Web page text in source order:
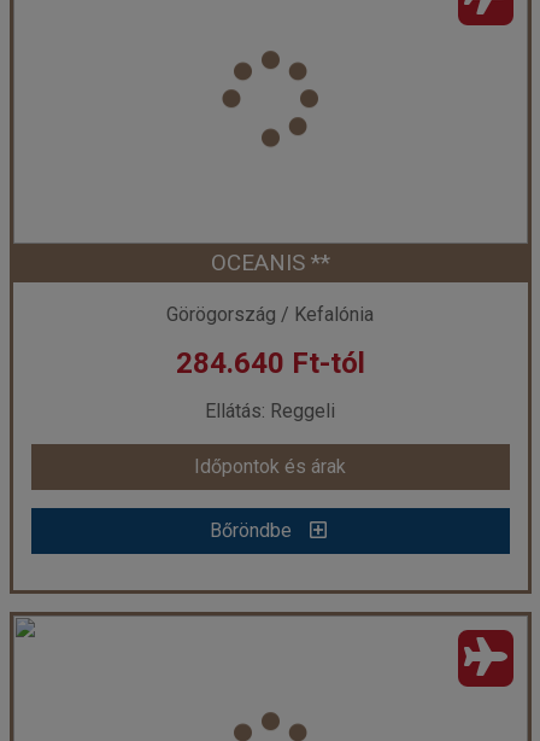
Város: Lourdas
Utazás módja:
Repülővel
Ellátás:
Önellátás
Szálláskategória:
Szobatípus:
Időpont: 2026-09-16 | 7 éj
már 282.940 Ft-tól
Időpontok és árak
Bőröndbe
OCEANIS **
Görögország / Kefalónia
284.640 Ft-tól
Ellátás: Reggeli
Időpontok és árak
Bőröndbe
OCEANIS **
Város: Argostoli